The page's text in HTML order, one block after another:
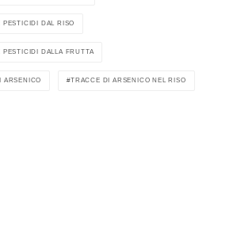
PESTICIDI DAL RISO
PESTICIDI DALLA FRUTTA
ARSENICO TRACCE DI ARSENICO NEL RISO